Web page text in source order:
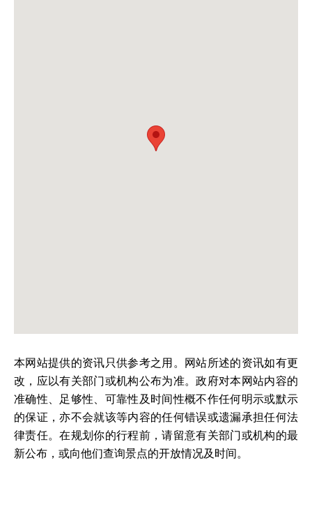
本网站提供的资讯只供参考之用。网站所述的资讯如有更
改，应以有关部门或机构公布为准。政府对本网站内容的
准确性、足够性、可靠性及时间性概不作任何明示或默示
的保证，亦不会就该等内容的任何错误或遗漏承担任何法
律责任。在规划你的行程前，请留意有关部门或机构的最
新公布，或向他们查询景点的开放情况及时间。